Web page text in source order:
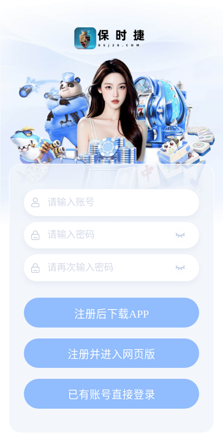
注册后下载APP
注册并进入网页版
已有账号直接登录